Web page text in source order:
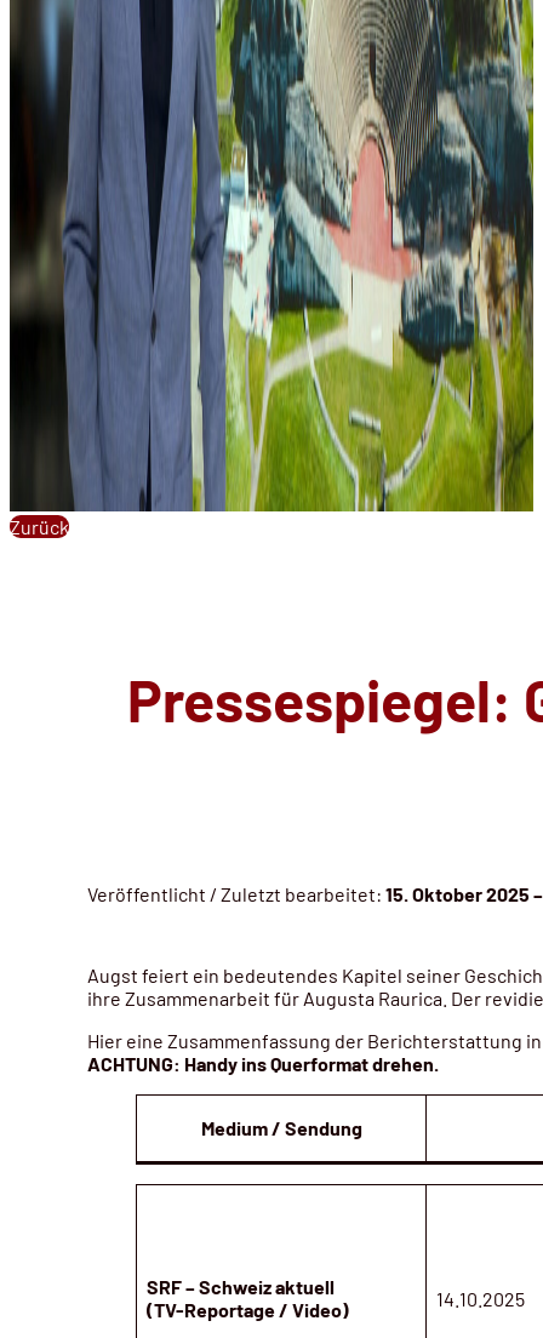
Zurück
Pressespiegel:
Veröffentlicht / Zuletzt bearbeitet: 15. Oktober 2025
Augst feiert ein bedeutendes Kapitel seiner
ihre Zusammenarbeit für Augusta Raurica. Der
Hier eine Zusammenfassung der Berichterstattung
ACHTUNG: Handy ins Querformat drehen.
Medium / Sendung
SRF – Schweiz aktuell
(TV-Reportage / Video)
14.10.2025